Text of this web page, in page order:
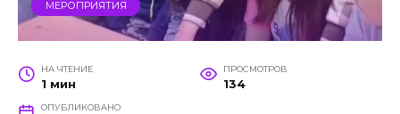
МЕРОПРИЯТИЯ
НА ЧТЕНИЕ
1 мин
ПРОСМОТРОВ
134
ОПУБЛИКОВАНО